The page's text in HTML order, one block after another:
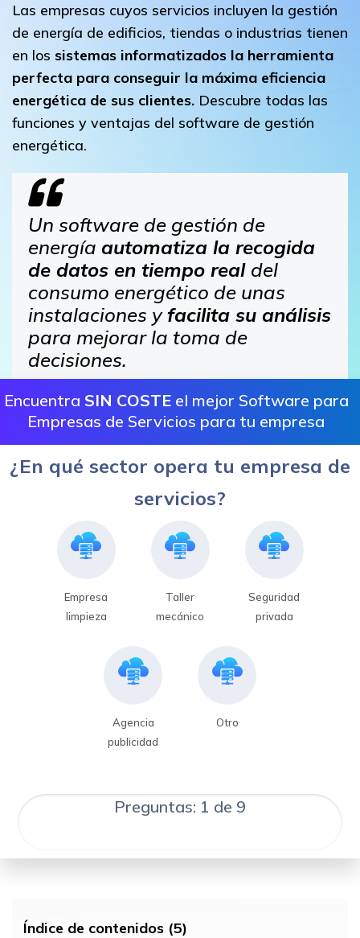
Las empresas cuyos servicios incluyen la gestión
de energía de edificios, tiendas o industrias tienen
en los sistemas informatizados la herramienta
perfecta para conseguir la máxima eficiencia
energética de sus clientes. Descubre todas las
funciones y ventajas del software de gestión
energética.
Un software de gestión de
energía automatiza la recogida
de datos en tiempo real del
consumo energético de unas
instalaciones yfacilita su análisis
para mejorar la toma de
decisiones.
Encuentra SIN COSTEel mejor Software para
Empresas de Servicios para tu empresa
¿En qué sector opera tu empresa de
servicios?
Empresa
limpieza
Taller
mecánico
Seguridad
privada
Agencia
publicidad
Otro
Preguntas: 1 de 9
Índice de contenidos (5)